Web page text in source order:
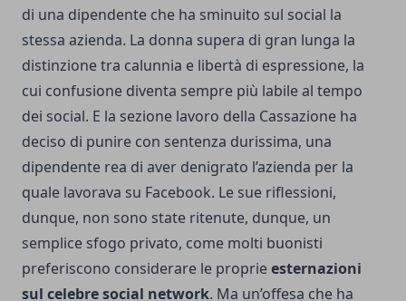
di una dipendente che ha sminuito sul social la
stessa azienda. La donna supera di gran lunga la
distinzione tra calunnia e libertà di espressione, la
cui confusione diventa sempre più labile al tempo
dei social. E la sezione lavoro della Cassazione ha
deciso di punire con sentenza durissima, una
dipendente rea di aver denigrato l’azienda per la
quale lavorava su Facebook. Le sue riflessioni,
dunque, non sono state ritenute, dunque, un
semplice sfogo privato, come molti buonisti
preferiscono considerare le proprieesternazioni
sul celebre social network. Ma un’offesa che ha